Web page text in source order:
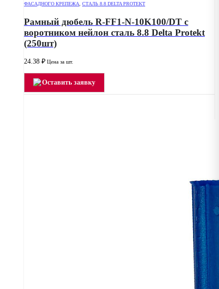
ФАСАДНОГО КРЕПЕЖА
СТАЛЬ 8.8 DELTA PROTEKT
Рамный дюбель R-FF1-N-10K100/DT с
воротником нейлон сталь 8.8 Delta Protekt
(250шт)
24.38 ₽ Цена за шт.
Оставить заявку